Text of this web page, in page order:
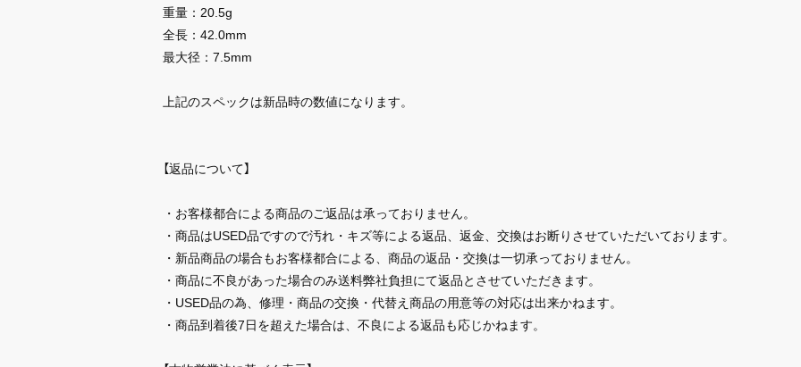
重量：20.5g
全長：42.0mm
最大径：7.5mm
上記のスペックは新品時の数値になります。
【返品について】
・お客様都合による商品のご返品は承っておりません。
・商品はUSED品ですので汚れ・キズ等による返品、返金、交換はお断りさせていただいております。
・新品商品の場合もお客様都合による、商品の返品・交換は一切承っておりません。
・商品に不良があった場合のみ送料弊社負担にて返品とさせていただきます。
・USED品の為、修理・商品の交換・代替え商品の用意等の対応は出来かねます。
・商品到着後7日を超えた場合は、不良による返品も応じかねます。